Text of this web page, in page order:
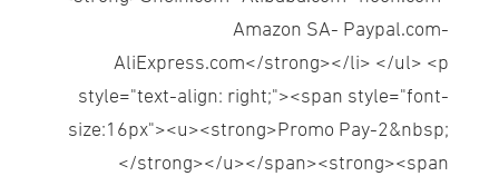
Amazon SA- Paypal.com-
AliExpress.com</strong></li> </ul> <p
style="text-align: right;"><span style="font-
size:16px"><u><strong>Promo Pay-2&nbsp;
</strong></u></span><strong><span